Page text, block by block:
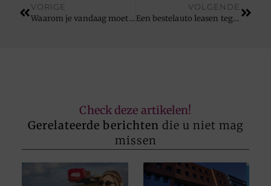
VORIGE
Waarom je vandaag moet kiezen voor de Mercedes Vito
VOLGENDE
Een bestelauto leasen tegen een scherpe prijs
Check deze artikelen!
Gerelateerde berichten die u niet mag
missen